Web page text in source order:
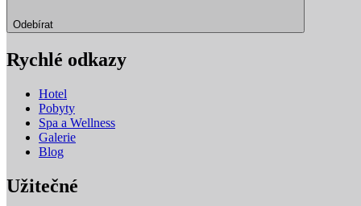
Odebírat
Rychlé odkazy
Hotel
Pobyty
Spa a Wellness
Galerie
Blog
Užitečné